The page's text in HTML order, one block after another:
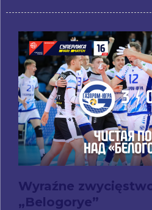
Wyraźne
„Belogorye”